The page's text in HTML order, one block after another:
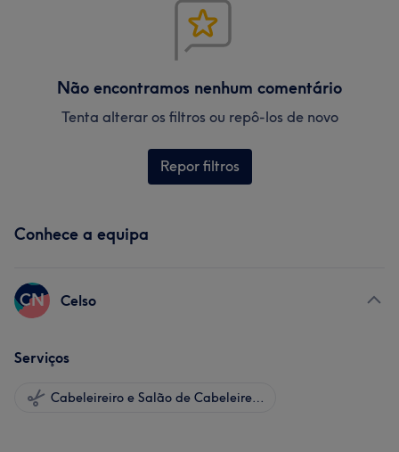
Não encontramos nenhum comentário
Tenta alterar os filtros ou repô-los de novo
Repor filtros
Conhece a equipa
CN Celso
Serviços
Cabeleireiro e Salão de Cabeleireiro